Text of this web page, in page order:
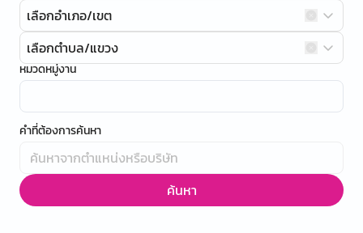
เลือกอำเภอ/เขต
เลือกตำบล/แขวง
หมวดหมู่งาน
คำที่ต้องการค้นหา
ค้นหา